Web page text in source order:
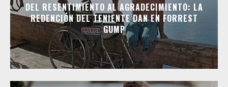
DEL RESENTIMIENTO AL AGRADECIMIENTO: LA
REDENCIÓN DEL TENIENTE DAN EN FORREST
GUMP